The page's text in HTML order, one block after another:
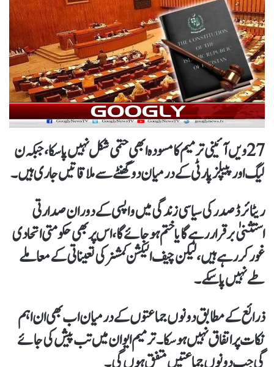
27ویں آئینی ترمیم کا مسودہ ابھی حتمی شکل نہیں پا سکا، جبکہ ن
لیگ اور پیپلز پارٹی کے درمیان دو گھنٹے سے ملاقاتیں جاری ہیں۔
ریٹائرڈ صدر کی سیاسی زندگی میں واپسی کے دوران صدارتی
استثنیٰ برقرار رہے گا یا ختم ہو جائے گا، اس پر بھی حکومتی اتحادی
غور کر رہے ہیں، لیکن چیف الیکشن کمشنر کی تعیناتی کے معاملے
طے نہیں پا سکے۔
ذرائع کے مطابق دونوں جماعتوں کے درمیان اب بھی ان اہم
نکات پر اتفاق نہیں ہو سکا۔ ترمیم ایوان میں تب پیش کی جائے